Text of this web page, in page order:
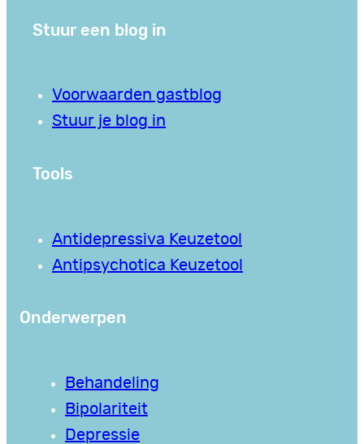
Stuur een blog in
Voorwaarden gastblog
Stuur je blog in
Tools
Antidepressiva Keuzetool
Antipsychotica Keuzetool
Onderwerpen
Behandeling
Bipolariteit
Depressie